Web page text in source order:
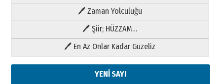
🖊 Zaman Yolculuğu
🖊 Şiir; HÜZZAM…
🖊 En Az Onlar Kadar Güzeliz
YENİ SAYI